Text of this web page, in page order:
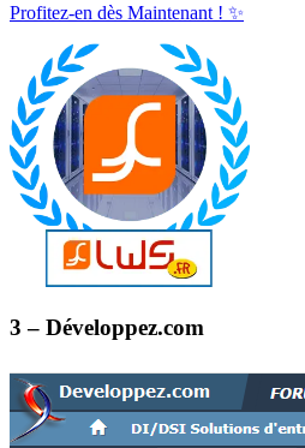
Profitez-en dès Maintenant ! ✨
3 – Développez.com